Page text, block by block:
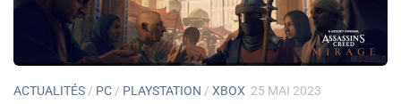
ACTUALITÉS / PC / PLAYSTATION / XBOX 25 MAI 2023